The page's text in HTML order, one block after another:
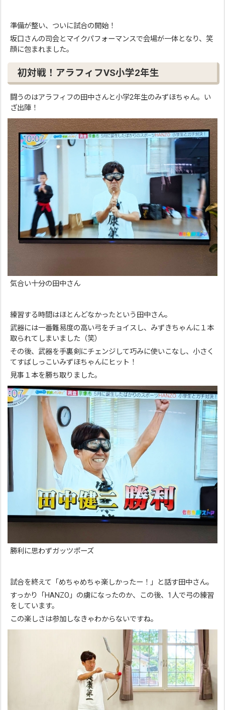
準備が整い、ついに試合の開始！
坂口さんの司会とマイクパフォーマンスで会場が一体となり、笑
顔に包まれました。
初対戦！アラフィフVS小学2年生
闘うのはアラフィフの田中さんと小学2年生のみずほちゃん。い
ざ出陣！
気合い十分の田中さん
練習する時間はほとんどなかったという田中さん。
武器には一番難易度の高い弓をチョイスし、みずきちゃんに１本
取られてしまいました（笑）
その後、武器を手裏剣にチェンジして巧みに使いこなし、小さく
てすばしっこいみずほちゃんにヒット！
見事１本を勝ち取りました。
勝利に思わずガッツポーズ
試合を終えて「めちゃめちゃ楽しかったー！」と話す田中さん。
すっかり「HANZO」の虜になったのか、この後、1人で弓の練習
をしています。
この楽しさは参加しなきゃわからないですね。